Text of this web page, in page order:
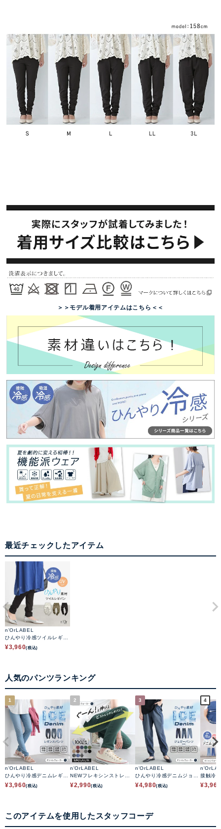
＞＞モデル着用アイテムはこちら＜＜
最近チェックしたアイテム
n'OrLABEL
ひんやり冷感ツイルレギパ
ン
¥3,960(税込)
人気のパンツランキング
1
n'OrLABEL
ひんやり冷感デニムレギパ
ン
¥3,960(税込)
2
n'OrLABEL
NEWフレキシンストレッ
チレギパン
¥2,990(税込)
3
n'OrLABEL
ひんやり冷感デニムジョガ
ーパンツ
¥4,980(税込)
4
接触冷
テーパ
¥3,960
このアイテムを使用したスタッフコーデ